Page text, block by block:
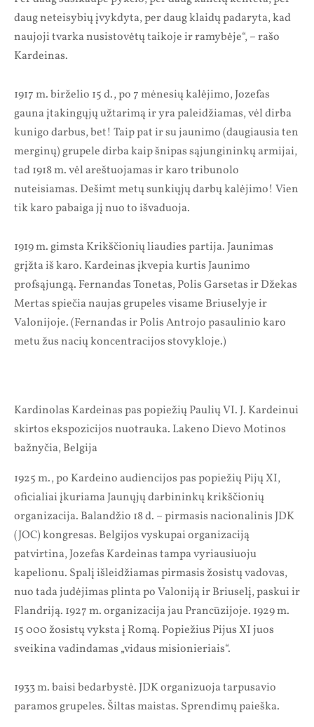
daug neteisybių įvykdyta, per daug klaidų padaryta, kad
naujoji tvarka nusistovėtų taikoje ir ramybėje“, – rašo
Kardeinas.
1917 m. birželio 15 d., po 7 mėnesių kalėjimo, Jozefas
gauna įtakingųjų užtarimą ir yra paleidžiamas, vėl dirba
kunigo darbus, bet! Taip pat ir su jaunimo (daugiausia ten
merginų) grupele dirba kaip šnipas sąjungininkų armijai,
tad 1918 m. vėl areštuojamas ir karo tribunolo
nuteisiamas. Dešimt metų sunkiųjų darbų kalėjimo! Vien
tik karo pabaiga jį nuo to išvaduoja.
1919 m. gimsta Krikščionių liaudies partija. Jaunimas
grįžta iš karo. Kardeinas įkvepia kurtis Jaunimo
profsąjungą. Fernandas Tonetas, Polis Garsetas ir Džekas
Mertas spiečia naujas grupeles visame Briuselyje ir
Valonijoje. (Fernandas ir Polis Antrojo pasaulinio karo
metu žus nacių koncentracijos stovykloje.)
Kardinolas Kardeinas pas popiežių Paulių VI. J. Kardeinui
skirtos ekspozicijos nuotrauka. Lakeno Dievo Motinos
bažnyčia, Belgija
1925 m., po Kardeino audiencijos pas popiežių Pijų XI,
oficialiai įkuriama Jaunųjų darbininkų krikščionių
organizacija. Balandžio 18 d. – pirmasis nacionalinis JDK
(JOC) kongresas. Belgijos vyskupai organizaciją
patvirtina, Jozefas Kardeinas tampa vyriausiuoju
kapelionu. Spalį išleidžiamas pirmasis žosistų vadovas,
nuo tada judėjimas plinta po Valoniją ir Briuselį, paskui ir
Flandriją. 1927 m. organizacija jau Prancūzijoje. 1929 m.
15 000 žosistų vyksta į Romą. Popiežius Pijus XI juos
sveikina vadindamas „vidaus misionieriais“.
1933 m. baisi bedarbystė. JDK organizuoja tarpusavio
paramos grupeles. Šiltas maistas. Sprendimų paieška.